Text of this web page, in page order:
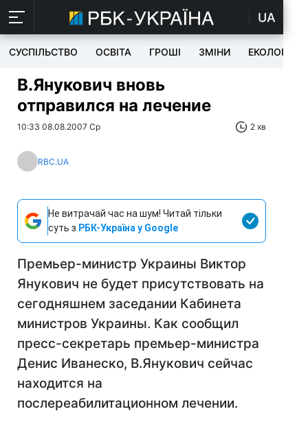
UA
СУСПІЛЬСТВО ОСВІТА ГРОШІ ЗМІНИ ЕКОЛОГІЯ
В.Янукович вновь
отправился на лечение
10:33 08.08.2007 Ср 2 хв
RBC.UA
Не витрачай час на шум! Читай тільки
суть з РБК-Україна у Google
Премьер-министр Украины Виктор
Янукович не будет присутствовать на
сегодняшнем заседании Кабинета
министров Украины. Как сообщил
пресс-секретарь премьер-министра
Денис Иванеско, В.Янукович сейчас
находится на
послереабилитационном лечении.